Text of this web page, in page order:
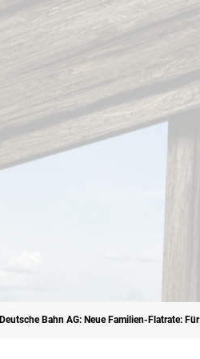
Deutsche Bahn AG: Neue Familien-Flatrate: